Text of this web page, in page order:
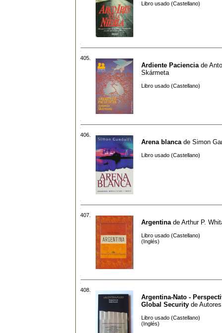
Libro usado (Castellano)
405.
Ardiente Paciencia de
Skármeta
Libro usado (Castellano)
406.
Arena blanca de Simon
Libro usado (Castellano)
407.
Argentina de Arthur P.
Libro usado (Castellano)
(Inglés)
408.
Argentina-Nato -
Global Security de
Libro usado (Castellano)
(Inglés)